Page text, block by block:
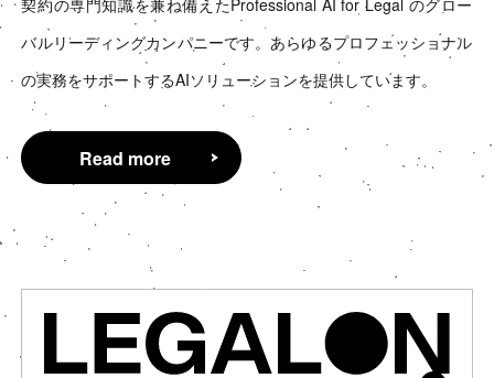
バルリーディングカンパニーです。あらゆるプロフェッショナル
の実務をサポートするAIソリューションを提供しています。
Read more
Read more